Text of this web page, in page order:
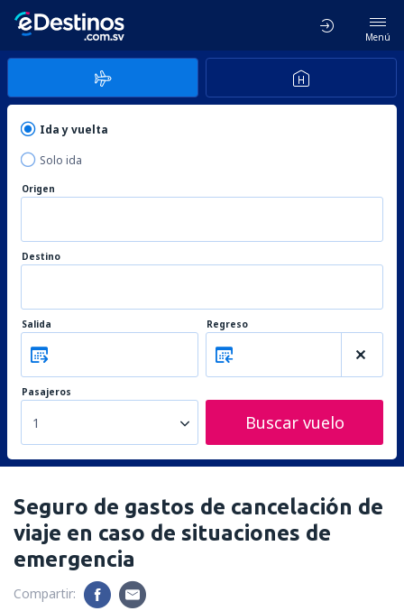
Menú
Ida y vuelta
Solo ida
Origen
Destino
Salida Regreso
Pasajeros
1 Buscar vuelo
Seguro de gastos de cancelación de
viaje en caso de situaciones de
emergencia
Compartir: